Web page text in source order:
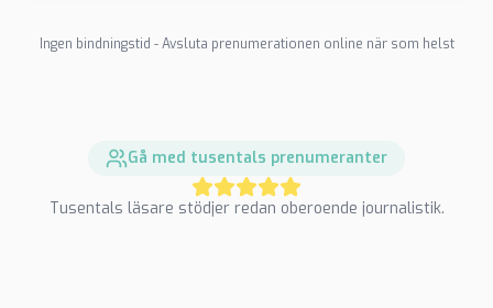
Ingen bindningstid - Avsluta prenumerationen online när som helst
Gå med tusentals prenumeranter
Tusentals läsare stödjer redan oberoende journalistik.